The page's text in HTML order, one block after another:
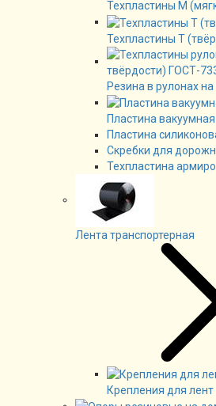
Техпластины М
Техпластины Т
Резина в рулонах на
Пластина вакуумная
Пластина
Скребки для
Техпластина
Лента транспортерная
Крепления для лент